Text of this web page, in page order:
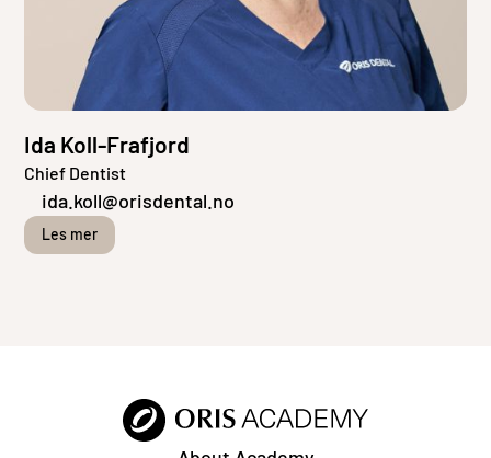
Ida Koll-Frafjord
Chief Dentist
ida.koll@orisdental.no
Les mer